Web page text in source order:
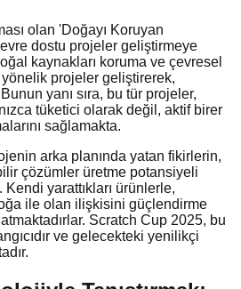
olan 'Doğayı Koruyan
dostu projeler geliştirmeye
kaynakları koruma ve çevresel
projeler geliştirerek,
yanı sıra, bu tür projeler,
tüketici olarak değil, aktif birer
sağlamakta.
arka planında yatan fikirlerin,
çözümler üretme potansiyeli
Kendi yarattıkları ürünlerle,
ile olan ilişkisini güçlendirme
Scratch Cup 2025, bu
ve gelecekteki yenilikçi